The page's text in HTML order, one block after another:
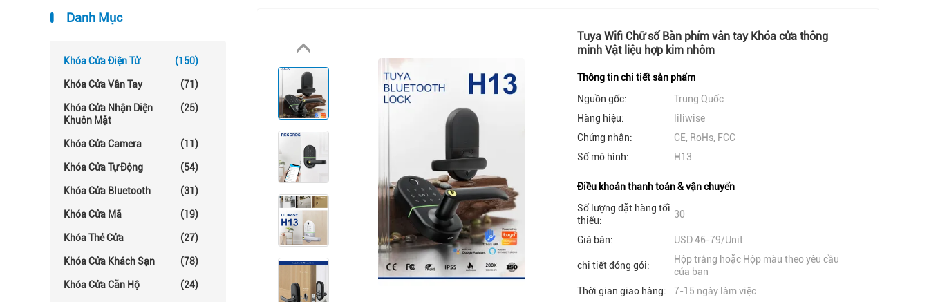
Danh Mục
Khóa Cửa Điện Tử (150)
Khóa Cửa Vân Tay (71)
Khóa Cửa Nhận Diện
Khuôn Mặt
(25)
Khóa Cửa Camera (11)
Khóa Cửa Tự Động (54)
Khóa Cửa Bluetooth (31)
Khóa Cửa Mã (19)
Khóa Thẻ Cửa (27)
Khóa Cửa Khách Sạn (78)
Khóa Cửa Căn Hộ (24)
Tuya Wifi Chữ số Bàn phím vân tay Khóa cửa thông
minh Vật liệu hợp kim nhôm
Thông tin chi tiết sản phẩm
Nguồn gốc:
Trung Quốc
Hàng hiệu:
liliwise
Chứng nhận:
CE, RoHs, FCC
Số mô hình:
H13
Điều khoản thanh toán & vận chuyển
Số lượng đặt hàng tối
thiểu:
30
Giá bán: USD 46-79/Unit
chi tiết đóng gói:
Hộp trắng hoặc Hộp màu theo yêu cầu
của bạn
Thời gian giao hàng:
7-15 ngày làm việc